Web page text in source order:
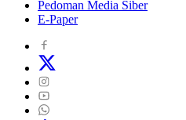
Pedoman Media Siber
E-Paper